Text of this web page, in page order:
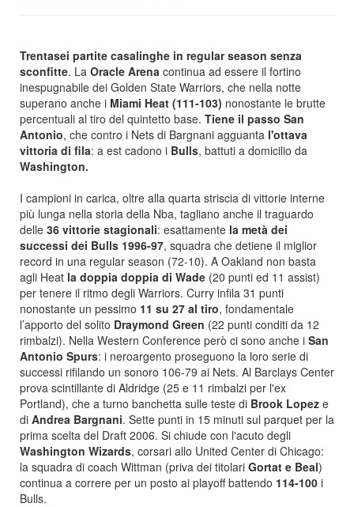
Trentasei partite casalinghe in regular season senza
sconfitte. La Oracle Arena continua ad essere il fortino
inespugnabile dei Golden State Warriors, che nella notte
superano anche i Miami Heat (111-103) nonostante le brutte
percentuali al tiro del quintetto base. Tiene il passo San
Antonio, che contro i Nets di Bargnani agguanta l'ottava
vittoria di fila: a est cadono i Bulls, battuti a domicilio da
Washington.
I campioni in carica, oltre alla quarta striscia di vittorie interne
più lunga nella storia della Nba, tagliano anche il traguardo
delle 36 vittorie stagionali: esattamente la metà dei
successi dei Bulls 1996-97, squadra che detiene il miglior
record in una regular season (72-10). A Oakland non basta
agli Heat la doppia doppia di Wade (20 punti ed 11 assist)
per tenere il ritmo degli Warriors. Curry infila 31 punti
nonostante un pessimo 11 su 27 al tiro, fondamentale
l’apporto del solito Draymond Green (22 punti conditi da 12
rimbalzi). Nella Western Conference però ci sono anche i San
Antonio Spurs: i neroargento proseguono la loro serie di
successi rifilando un sonoro 106-79 ai Nets. Al Barclays Center
prova scintillante di Aldridge (25 e 11 rimbalzi per l'ex
Portland), che a turno banchetta sulle teste di Brook Lopez e
di Andrea Bargnani. Sette punti in 15 minuti sul parquet per la
prima scelta del Draft 2006. Si chiude con l'acuto degli
Washington Wizards, corsari allo United Center di Chicago:
la squadra di coach Wittman (priva dei titolari Gortat e Beal)
continua a correre per un posto ai playoff battendo 114-100 i
Bulls.